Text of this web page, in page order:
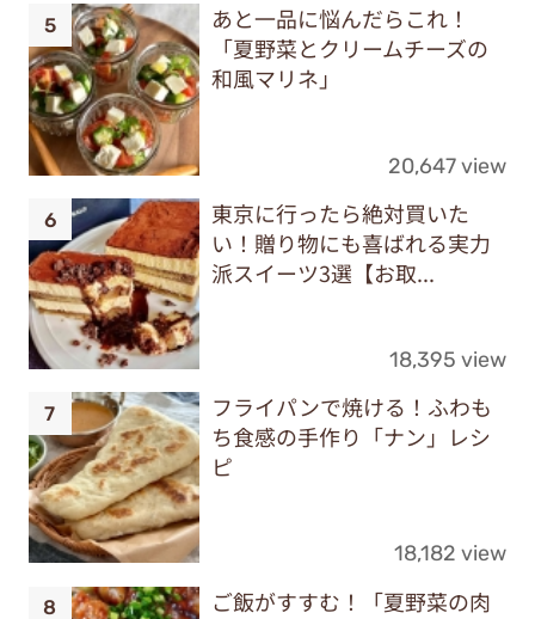
あと一品に悩んだらこれ！
「夏野菜とクリームチーズの
和風マリネ」
20,647 view
東京に行ったら絶対買いた
い！贈り物にも喜ばれる実力
派スイーツ3選【お取...
18,395 view
フライパンで焼ける！ふわも
ち食感の手作り「ナン」レシ
ピ
18,182 view
ご飯がすすむ！「夏野菜の肉